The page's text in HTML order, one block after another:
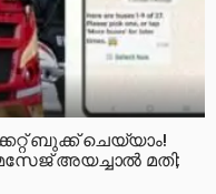
ബുക്ക് ചെയ്യാം!
അയച്ചാൽ മതി;